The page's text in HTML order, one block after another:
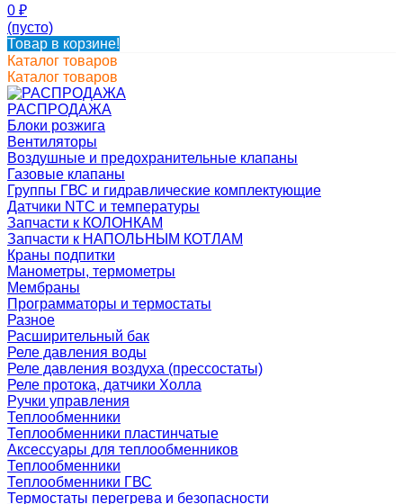
0 ₽
(пусто)
Товар в корзине!
Каталог товаров
Каталог товаров
РАСПРОДАЖА
Блоки розжига
Вентиляторы
Воздушные и предохранительные клапаны
Газовые клапаны
Группы ГВС и гидравлические комплектующие
Датчики NTC и температуры
Запчасти к КОЛОНКАМ
Запчасти к НАПОЛЬНЫМ КОТЛАМ
Краны подпитки
Манометры, термометры
Мембраны
Программаторы и термостаты
Разное
Расширительный бак
Реле давления воды
Реле давления воздуха (прессостаты)
Реле протока, датчики Холла
Ручки управления
Теплообменники
Теплообменники пластинчатые
Аксессуары для теплообменников
Теплообменники
Теплообменники ГВС
Термостаты перегрева и безопасности